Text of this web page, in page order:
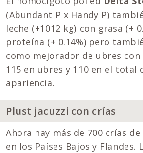
(Abundant P x Handy P)
leche (+1012 kg) con grasa (+
proteína (+ 0.14%) pero
como mejorador de ubres
115 en ubres y 110 en el total
apariencia.
Plust jacuzzi con crías
Ahora hay más de 700 crías de
en los Países Bajos y Flandes.